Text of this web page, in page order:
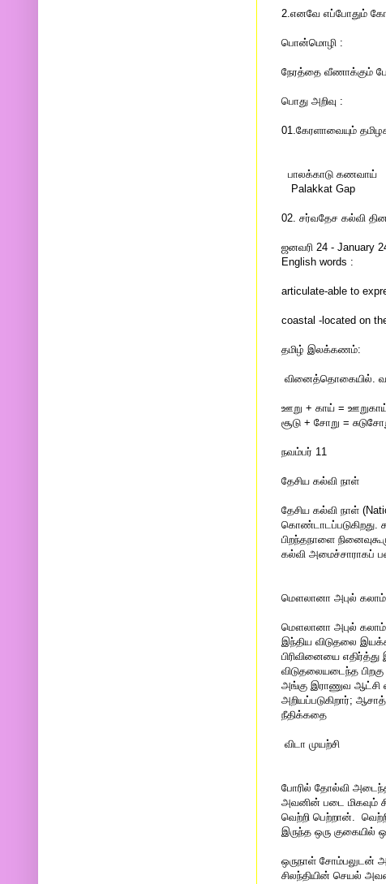
2.எனவே எப்போதும்
பொன்மொழி :
நேரத்தை வீணாக்கும்
பொது அறிவு :
01.கேரளாவையும்
பாலக்காடு கணவாய்
Palakkat Gap
02. சர்வதேச கல்வி
ஜனவரி 24 - January
English words :
articulate-able to
coastal -located on
தமிழ் இலக்கணம்:
வினைத்தொகையில்.
ஊறு + காய் =
சூடு + சோறு =
நவம்பர் 11
தேசிய கல்வி நாள்
தேசிய கல்வி நாள்
கொண்டாடப்படுகிறது.
பிறந்தநாளை
கல்வி அமைச்சாராகப்
மௌலானா அபுல்
மௌலானா அபுல் கலாம்
இந்திய விடுதலை
பிரிவினையை
விடுதலையடைந்த
அங்கு இராணுவ ஆட்சி
அறியப்படுகிறார்;
நீதிக்கதை
விடா முயற்சி
போரில் தோல்வி
அவனின் படை மிகவும்
வெற்றி பெற்றான்.
இருந்த ஒரு
ஒருநாள் சோம்பலுடன்
சிலந்தியின் செயல்